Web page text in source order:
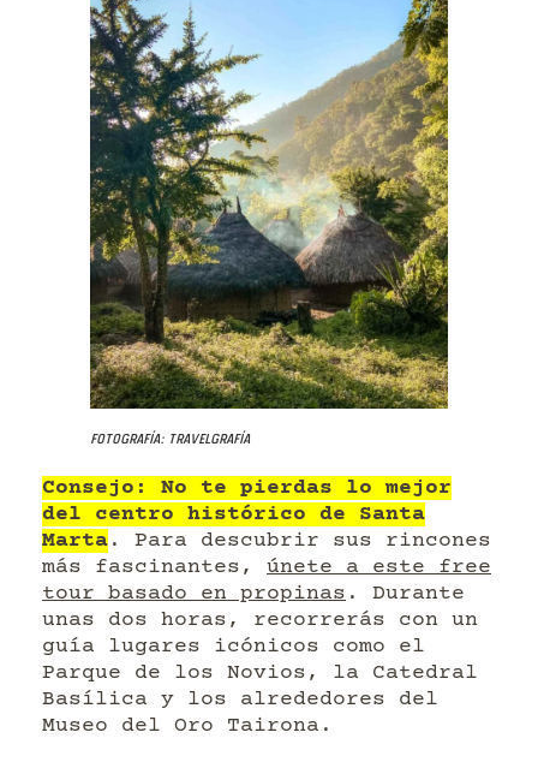
Fotografía: Travelgrafía
Consejo: No te pierdas lo mejor
del centro histórico de Santa
Marta . Para descubrir sus rincones
más fascinantes, únete a este free
tour basado en propinas . Durante
unas dos horas, recorrerás con un
guía lugares icónicos como el
Parque de los Novios, la Catedral
Basílica y los alrededores del
Museo del Oro Tairona.